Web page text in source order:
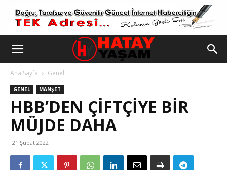
Ana Sayfa Genel
GENEL MANŞET
HBB’DEN ÇİFTÇİYE BİR
MÜJDE DAHA
21 Şubat 2022